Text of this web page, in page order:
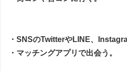
・SNSのTwitterやLINE、
・マッチングアプリで出会う。